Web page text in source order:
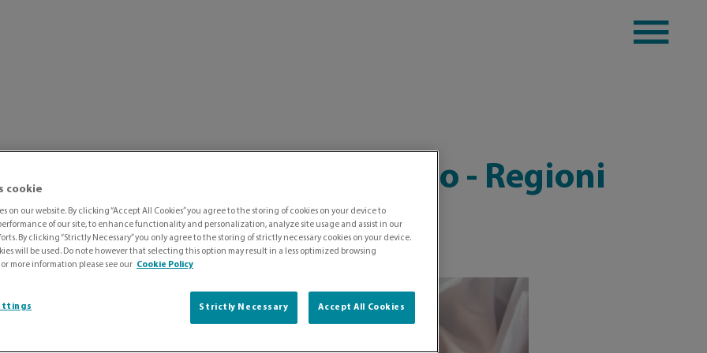
il Nuovo Accordo Stato - Regioni
cookie
on our website. By clicking “Accept All Cookies” you agree to the storing of cookies on your device to
of our site, to enhance functionality and personalization, analyze site usage and assist in our
By clicking “Strictly Necessary” you only agree to the storing of strictly necessary cookies on your device.
will be used. Do note however that selecting this option may result in a less optimized browsing
more information please see our Cookie Policy
Strictly Necessary Accept All Cookies